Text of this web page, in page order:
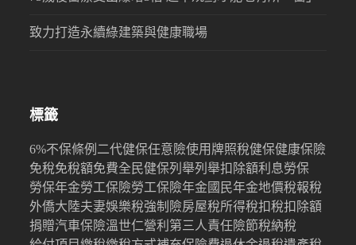
致力打造永續綠建築與健康職場
標籤
6%不保條例 二代健保任意險使用牌照稅健保健康保險
免稅免稅額免費全民健保列舉列舉扣除額利息勞保
勞保年金勞工保險勞工保險年金國民年金地價稅報稅
外僑大陸夫妻娛樂稅強制險房屋稅所得稅扣稅扣除額
捐贈汽車保險溫世仁營利 第三人責任險節稅納稅